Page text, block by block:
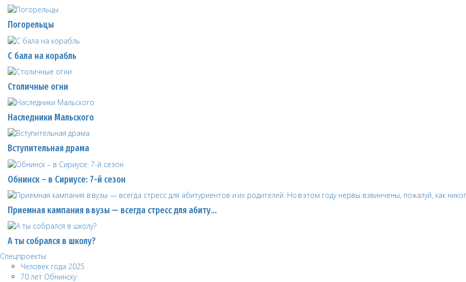
Погорельцы
С бала на корабль
Столичные огни
Наследники Мальского
Вступительная драма
Обнинск – в Сириусе: 7-й сезон
Приемная кампания в вузы — всегда стресс для абиту…
А ты собрался в школу?
Спецпроекты
Человек года 2025
70 лет Обнинску